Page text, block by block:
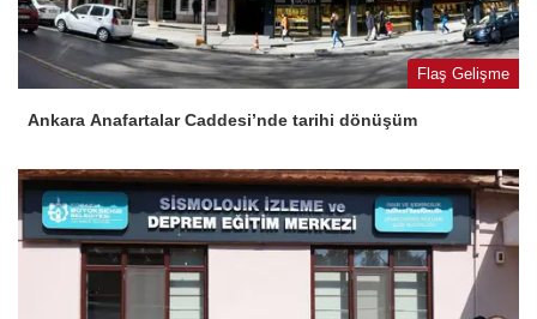
Flaş Gelişme
Ankara Anafartalar Caddesi’nde tarihi dönüşüm